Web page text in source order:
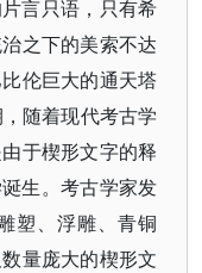
言只语，只有希
之下的美索不达
伦巨大的通天塔
随着现代考古学
于楔形文字的释
生。考古学家发
塑、浮雕、青铜
量庞大的楔形文